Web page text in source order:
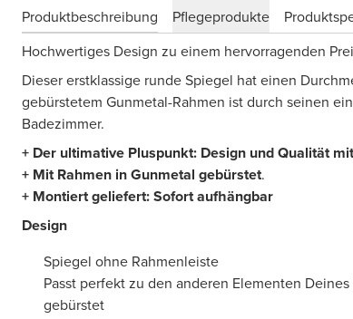
Produktbeschreibung Pflegeprodukte
Hochwertiges Design zu einem hervorragenden
Dieser erstklassige runde Spiegel hat einen
gebürstetem Gunmetal-Rahmen ist durch seinen
Badezimmer.
+ Der ultimative Pluspunkt: Design und Qualität
+ Mit Rahmen inGunmetal gebürstet.
+ Montiert geliefert: Sofort aufhängbar
Design
Spiegel ohne Rahmenleiste
Passt perfekt zu den anderen Elementen
gebürstet